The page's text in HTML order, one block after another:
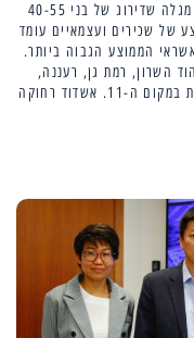
בדיקה של האפליקציה הפיננסית 'קפטן קרדיט' מגלה שדירוג של בני 40-55
הממוצע של שכירים ועצמאיים עומד
האשראי הממוצע הגבוה ביותר.
השרון, רמת גן, רעננה,
הרצליה, נס ציונה, רמת השרון. תל אביב מדורגת במקום ה-11. אשדוד רחוקה